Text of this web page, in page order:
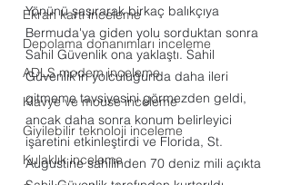
Ekran kartı inceleme
Depolama donanımları inceleme
ADLS modem inceleme
Klavye ve mouse inceleme
Giyilebilir teknoloji inceleme
Kulaklık inceleme
Yönünü şaşırarak birkaç balıkçıya
Bermuda'ya giden yolu sorduktan sonra
Sahil Güvenlik ona yaklaştı. Sahil
Güvenlik'in yolculuğunda daha ileri
gitmeme tavsiyesini görmezden geldi,
ancak daha sonra konum belirleyici
işaretini etkinleştirdi ve Florida, St.
Augustine sahilinden 70 deniz mili açıkta